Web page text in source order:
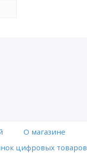
O магазине
цифровых товаров